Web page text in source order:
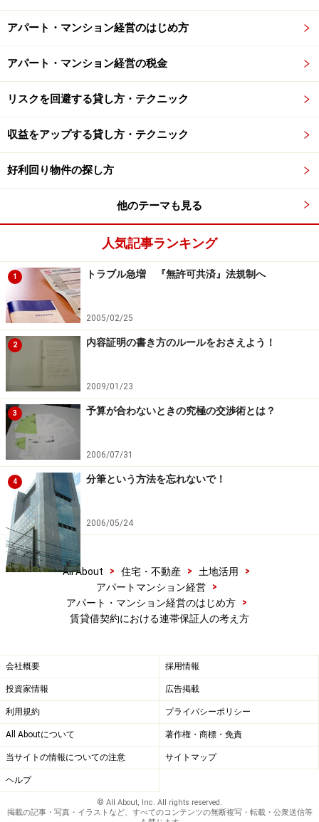
いう管理会社もあれば、「親族でちゃんとした収入があ
り、なおかつ保証会社必須！」というようなきつめで考
えている会社もあります。
決まることもありますが、通常そこまで要求しているオ
ーナーはごくわずかです。ですからそうしたオーナーか
の基準に基づいて、連帯保証人として認めるか否かを決
めているところが多いようです。
最近は連帯保証人の人選含め、全体的にかなり厳しい条
件を要求する管理会社が多いように見受けられます。特
に財閥系や電鉄系、銀行系の管理会社にその傾向が強い
です。次ページ
※記事内容は執筆時点のものです。最新の内容をご確認くださ
い。
1/2 次のページへ
アパート・マンション経営のはじめ方
アパート・マンション経営の税金
リスクを回避する貸し方・テクニック
収益をアップする貸し方・テクニック
好利回り物件の探し方
他のテーマも見る
人気記事ランキング
1 トラブル急増 『無許可共済』法規制へ
2005/02/25
2 内容証明の書き方のルールをおさえよう！
2009/01/23
3 予算が合わないときの究極の交渉術とは？
2006/07/31
4 分筆という方法を忘れないで！
2006/05/24
All About > 住宅・不動産 > 土地活用
>
アパートマンション経営
>
アパート・マンション経営のはじめ方
>
賃貸借契約における連帯保証人の考え方
会社概要 採用情報
投資家情報 広告掲載
利用規約 プライバシーポリシー
All Aboutについて 著作権・商標・免責
当サイトの情報についての注意 サイトマップ
ヘルプ
© All About, Inc. All rights reserved.
掲載の記事・写真・イラストなど、すべてのコンテンツの無断複写・転載・公衆送信等